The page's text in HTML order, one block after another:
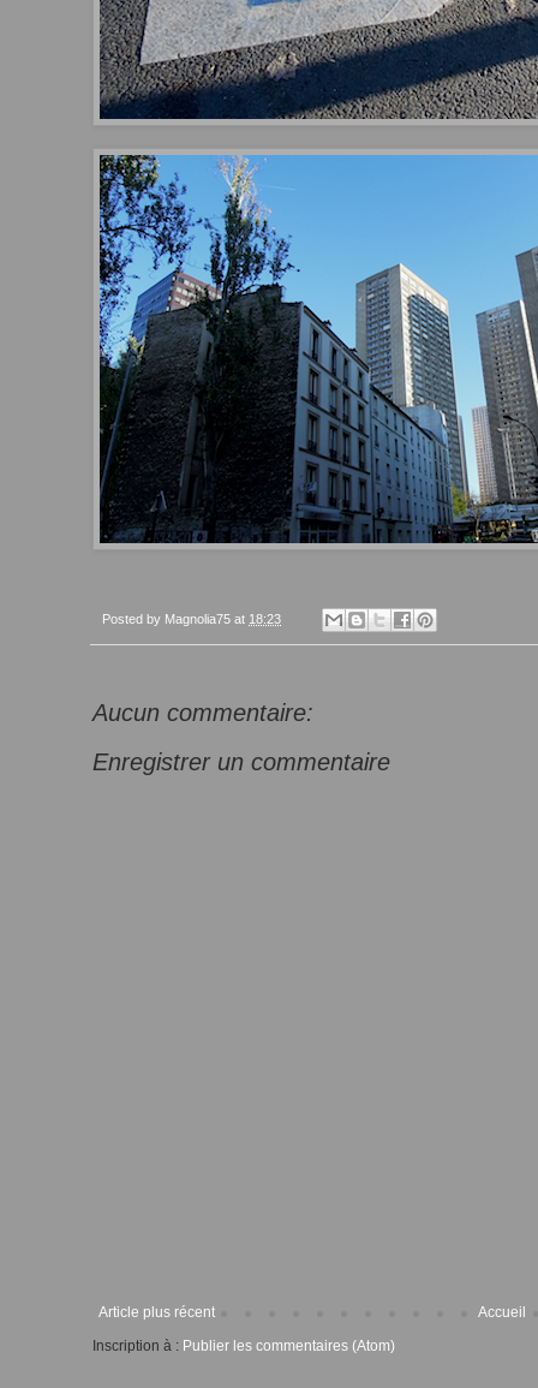
Posted by Magnolia75 at 18:23
Aucun commentaire:
Enregistrer un commentaire
Article plus récent
Accueil
Inscription à : Publier les commentaires (Atom)